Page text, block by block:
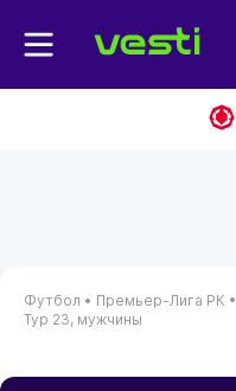
Футбол • Премьер-Лига РК •
Тур 23, мужчины